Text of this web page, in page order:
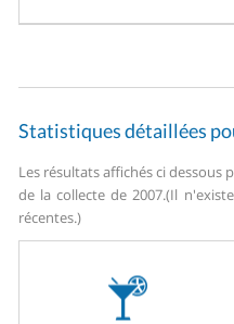
Statistiques détaillées
Les résultats affichés ci
de la collecte de 2007.(Il
récentes.)